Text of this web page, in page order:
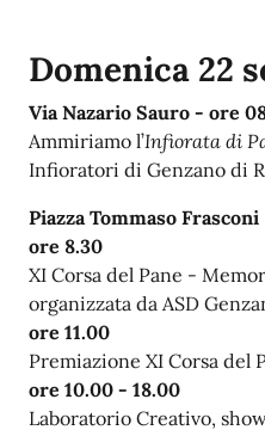
Domenica 22
Via Nazario Sauro - ore
Ammiriamo l’Infiorata di
Infioratori di Genzano di
Piazza Tommaso Frasconi
ore 8.30
XI Corsa del Pane -
organizzata da ASD
ore 11.00
Premiazione XI Corsa del
ore 10.00 - 18.00
Laboratorio Creativo,